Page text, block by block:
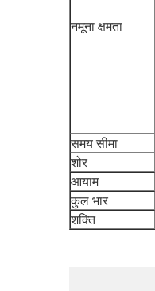
नमूना क्षमता
समय सीमा
शोर
आयाम
कुल भार
शक्ति